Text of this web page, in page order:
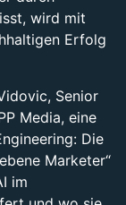
wird mit
Erfolg
Senior
Media, eine
Die
Marketer“
im